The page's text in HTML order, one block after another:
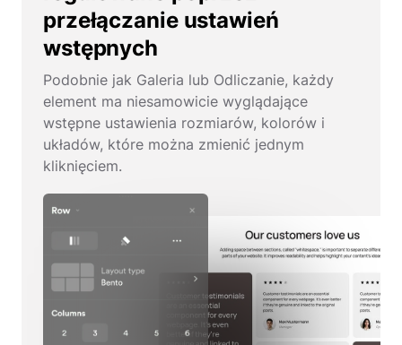
przełączanie ustawień
wstępnych
Podobnie jak Galeria lub Odliczanie, każdy
element ma niesamowicie wyglądające
wstępne ustawienia rozmiarów, kolorów i
układów, które można zmienić jednym
kliknięciem.